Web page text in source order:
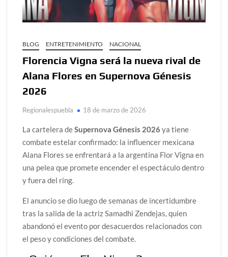
BLOG ENTRETENIMIENTO NACIONAL
Florencia Vigna será la nueva rival de
Alana Flores en Supernova Génesis
2026
Regionalespuebla 18 de marzo de 2026
La cartelera deSupernova Génesis 2026ya tiene
combate estelar confirmado: la influencer mexicana
Alana Flores se enfrentará a la argentina Flor Vigna en
una pelea que promete encender el espectáculo dentro
y fuera del ring.
El anuncio se dio luego de semanas de incertidumbre
tras la salida de la actriz Samadhi Zendejas, quien
abandonó el evento por desacuerdos relacionados con
el peso y condiciones del combate.